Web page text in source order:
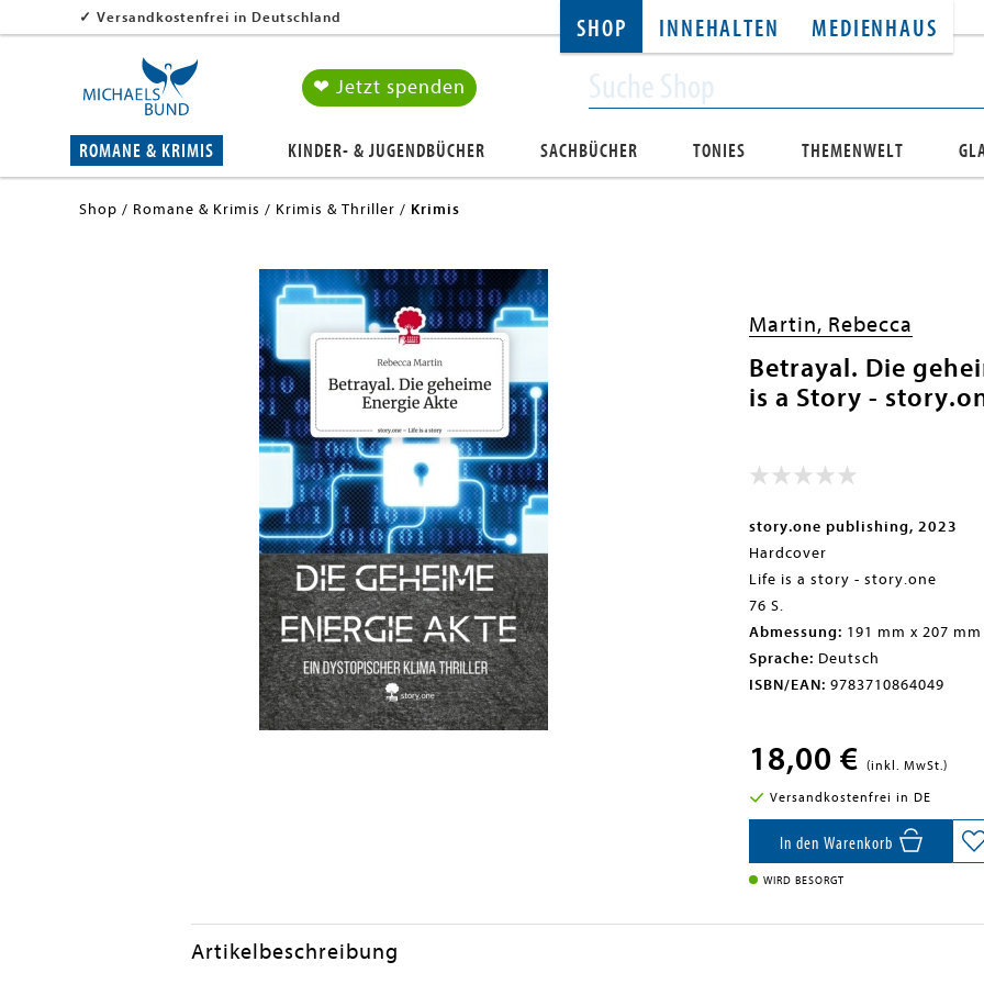
SHOP INNEHALTEN MEDIENHAUS
✓ Versandkostenfrei in Deutschland
❤ Jetzt spenden
ROMANE & KRIMIS KINDER- & JUGENDBÜCHER SACHBÜCHER TONIES THEMENWELT
Shop Romane & Krimis Krimis & Thriller Krimis
Martin, Rebecca
Betrayal. Die
is a Story -
story.one publishing, 2023
Hardcover
Life is a story - story.one
76 S.
Abmessung: 191 mm x 207
Sprache: Deutsch
ISBN/EAN: 9783710864049
18,00 € (inkl. MwSt.)
Versandkostenfrei in DE
In den Warenkorb
WIRD BESORGT
Artikelbeschreibung